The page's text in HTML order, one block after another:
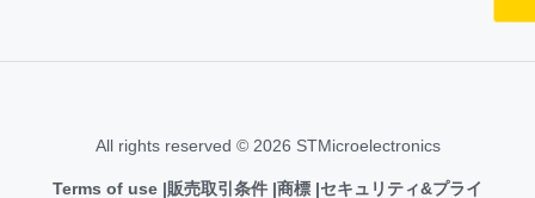
All rights reserved © 2026 STMicroelectronics
Terms of use 販売取引条件 商標 セキュリティ&プライ